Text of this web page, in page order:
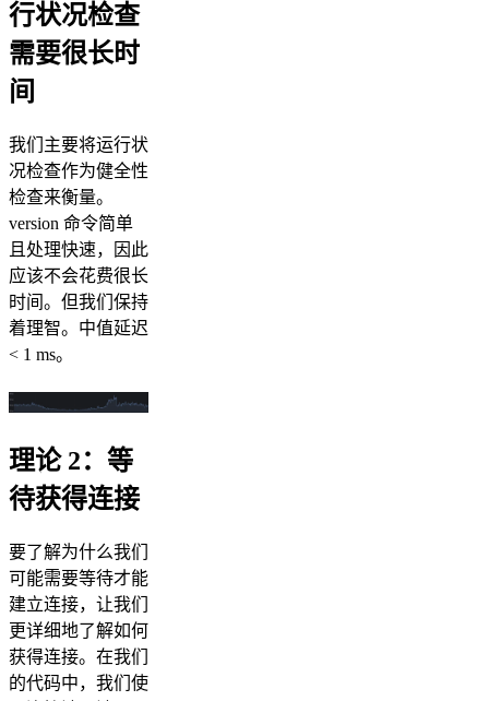
行状况检查
需要很长时
间
我们主要将运行状
况检查作为健全性
检查来衡量。
version 命令简单
且处理快速，因此
应该不会花费很长
时间。但我们保持
着理智。中值延迟
< 1 ms。
理论 2：等
待获得连接
要了解为什么我们
可能需要等待才能
建立连接，让我们
更详细地了解如何
获得连接。在我们
的代码中，我们使